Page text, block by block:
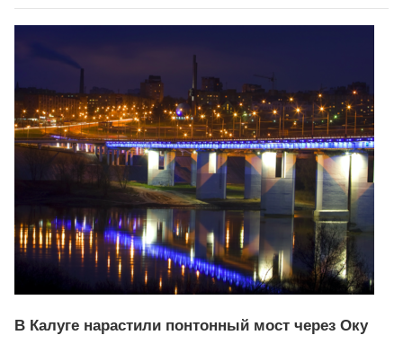
В Калуге нарастили понтонный мост через Оку